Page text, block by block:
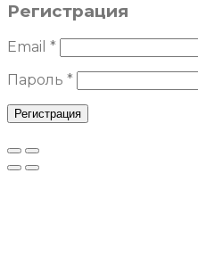
Регистрация
Email *
Пароль *
Регистрация